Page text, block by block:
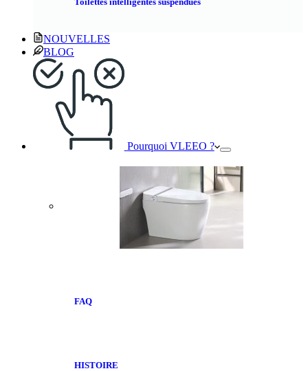
NOUVELLES
BLOG
Pourquoi VLEEO ?
FAQ
HISTOIRE